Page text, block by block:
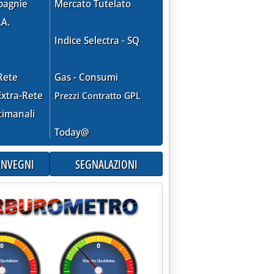
il punto di Autostrade'
Rete
Mercato Tutelato
Indice Selectra - SQ
Gas - Consumi
Prezzi Contratto GPL
Today@
SEGNALAZIONI